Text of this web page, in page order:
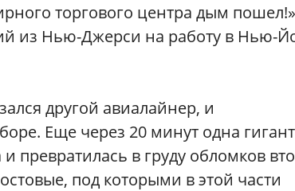
торгового центра дым
из Нью-Джерси на работу в Нью-
другой авиалайнер, и
Еще через 20 минут одна
превратилась в груду обломков
под которыми в этой части